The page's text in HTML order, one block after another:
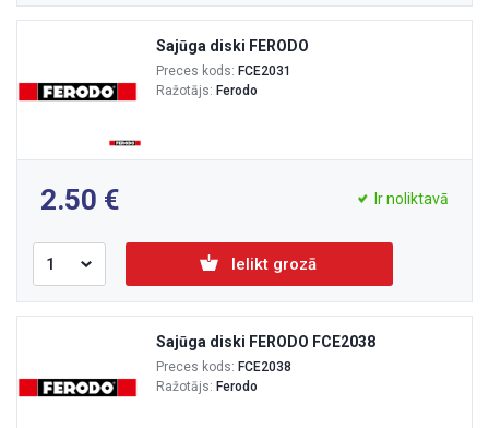
Sajūga diski FERODO
Preces kods: FCE2031
Ražotājs: Ferodo
2.50 Ir noliktavā
Ielikt grozā
Sajūga diski FERODO FCE2038
Preces kods: FCE2038
Ražotājs: Ferodo